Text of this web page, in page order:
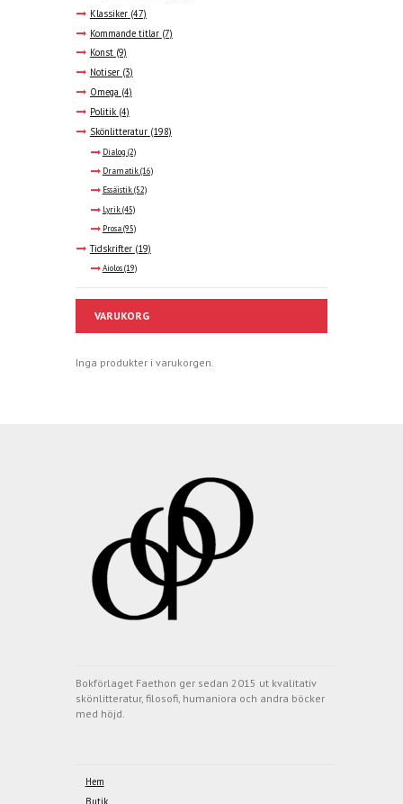
Klassiker (47)
Kommande titlar (7)
Konst (9)
Notiser (3)
Omega (4)
Politik (4)
Skönlitteratur (198)
Dialog (2)
Dramatik(16)
Essäistik(52)
Lyrik(45)
Prosa(95)
Tidskrifter (19)
Aiolos(19)
VARUKORG
Inga produkter i varukorgen.
Bokförlaget Faethon ger sedan 2015 ut kvalitativ
skönlitteratur, filosofi, humaniora och andra böcker
med höjd.
Hem
Butik